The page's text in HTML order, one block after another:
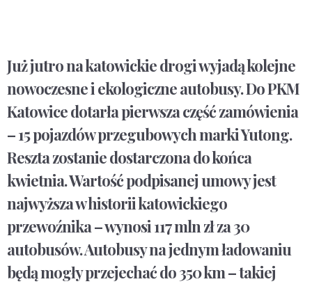
Już jutro na katowickie drogi wyjadą kolejne
nowoczesne i ekologiczne autobusy. Do PKM
Katowice dotarła pierwsza część zamówienia
– 15 pojazdów przegubowych marki Yutong.
Reszta zostanie dostarczona do końca
kwietnia. Wartość podpisanej umowy jest
najwyższa w historii katowickiego
przewoźnika – wynosi 117 mln zł za 30
autobusów. Autobusy na jednym ładowaniu
będą mogły przejechać do 350 km – takiej